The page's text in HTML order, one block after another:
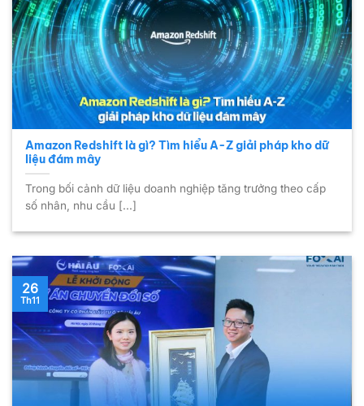
Amazon Redshift là gì? Tìm hiểu A-Z giải pháp kho dữ
liệu đám mây
Trong bối cảnh dữ liệu doanh nghiệp tăng trưởng theo cấp
số nhân, nhu cầu [...]
26
Th11